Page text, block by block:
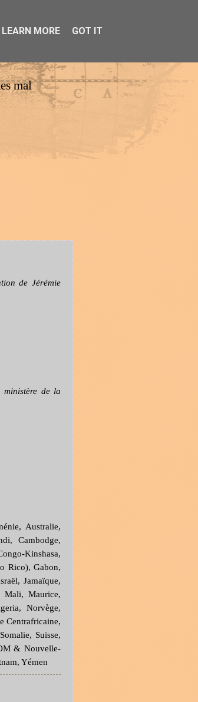
mal
de Jérémie
ministère de la
Australie,
Cambodge,
Kinshasa,
Rico), Gabon,
Jamaïque,
Mali, Maurice,
Norvège,
Centrafricaine,
Suisse,
& Nouvelle-
Yémen
LEARN MORE GOT IT